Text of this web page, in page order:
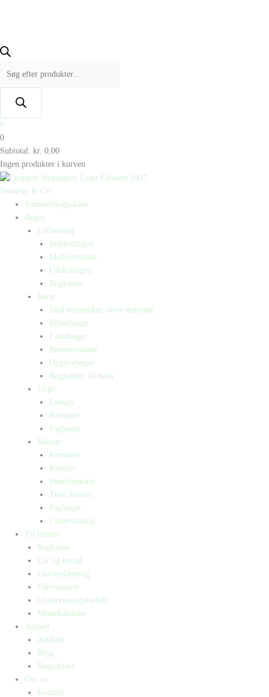
0
0
Subtotal: kr. 0,00
Ingen produkter i kurven
Straarup & Co
Sommerbogpakker
Bøger
Letlæsning
Indskolingen
Mellemtrinnet
Udskolingen
Bogkasser
Børn
Små mennesker, store drømme
Billedbøger
Faktabøger
Børneromaner
Opgavebøger
Bogpakker til børn
Unge
Fantasy
Romaner
Fagbøger
Voksne
Romance
Krimier
Skønlitteratur
True Stories
Fagbøger
Undervisning
Til lærere
Bogkasser
Lix og let-tal
Universlæsning
Elevopgaver
Undervisningsforløb
Messekalender
Aktuelt
Artikler
Blog
Bogtrailere
Om os
Kontakt